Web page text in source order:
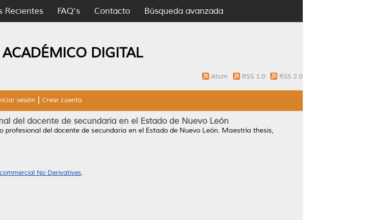
Recientes FAQ's Contacto Búsqueda avanzada
DIGITAL
Atom RSS 1.0 RSS 2.0
sesión Crear cuenta
del docente de secundaria en el Estado de Nuevo León
profesional del docente de secundaria en el Estado de Nuevo León. Maestría thesis,
No Derivatives.